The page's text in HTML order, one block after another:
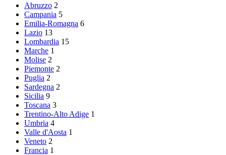
Abruzzo 2
Campania 5
Emilia-Romagna 6
Lazio 13
Lombardia 15
Marche 1
Molise 2
Piemonte 2
Puglia 2
Sardegna 2
Sicilia 9
Toscana 3
Trentino-Alto Adige 1
Umbria 4
Valle d'Aosta 1
Veneto 2
Francia 1